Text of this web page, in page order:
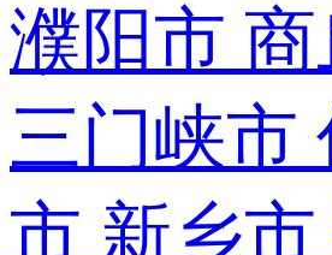
濮阳市
三门峡市
市 新乡市